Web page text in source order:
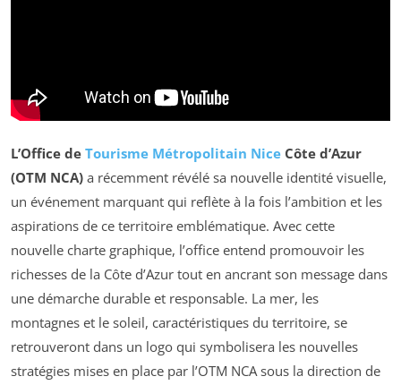
L’Office de Tourisme Métropolitain Nice Côte d’Azur
(OTM NCA) a récemment révélé sa nouvelle identité visuelle,
un événement marquant qui reflète à la fois l’ambition et les
aspirations de ce territoire emblématique. Avec cette
nouvelle charte graphique, l’office entend promouvoir les
richesses de la Côte d’Azur tout en ancrant son message dans
une démarche durable et responsable. La mer, les
montagnes et le soleil, caractéristiques du territoire, se
retrouveront dans un logo qui symbolisera les nouvelles
stratégies mises en place par l’OTM NCA sous la direction de